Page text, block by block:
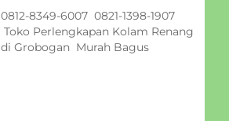
0812-8349-6007 0821-1398-1907
Toko Perlengkapan Kolam Renang
di Grobogan Murah Bagus